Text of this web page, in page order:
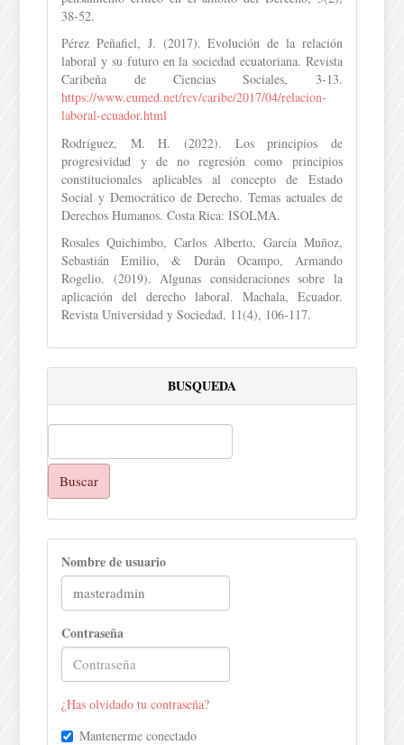
38-52.
Pérez Peñafiel, J. (2017). Evolución de la relación
laboral y su futuro en la sociedad ecuatoriana. Revista
Caribeña de Ciencias Sociales, 3-13.
https://www.eumed.net/rev/caribe/2017/04/relacion-
laboral-ecuador.html
Rodríguez, M. H. (2022). Los principios de
progresividad y de no regresión como principios
constitucionales aplicables al concepto de Estado
Social y Democrático de Derecho. Temas actuales de
Derechos Humanos. Costa Rica: ISOLMA.
Rosales Quichimbo, Carlos Alberto, García Muñoz,
Sebastián Emilio, & Durán Ocampo, Armando
Rogelio. (2019). Algunas consideraciones sobre la
aplicación del derecho laboral. Machala, Ecuador.
Revista Universidad y Sociedad, 11(4), 106-117.
BUSQUEDA
Buscar
Nombre de usuario
Contraseña
¿Has olvidado tu contraseña?
Mantenerme conectado